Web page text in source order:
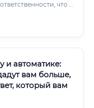
что и
🏭 Электромеханики
и автоматике:
вам больше,
который вам